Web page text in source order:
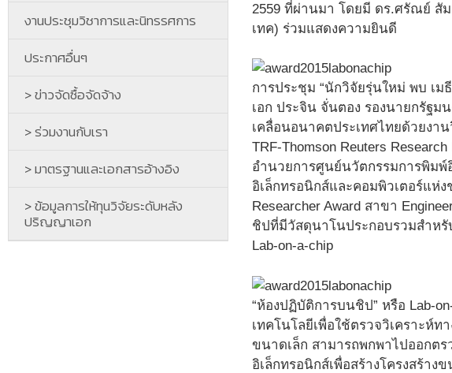
งานประชุมวิชาการและนิทรรศการ
ประกาศอื่นๆ
> ข่าวจัดซื้อจัดจ้าง
> ร่วมงานกับเรา
> มาตรฐานและเอกสารอ้างอิง
> ข้อมูลการให้ทุนวิจัยระดับหลัง
ปริญญาเอก
2559 ที่ผ่านมา โดยมี ดร.ศรัณย์ สั
เทค) ร่วมแสดงความยินดี
การประชุม “นักวิจัยรุ่นใหม่ พบ เม
เอก ประจิน จั่นตอง รองนายกรัฐม
เคลื่อนอนาคตประเทศไทยด้วยงาน
TRF-Thomson Reuters
อำนวยการศูนย์นวัตกรรมการพิมพ์
อิเล็กทรอนิกส์และคอมพิวเตอร์แห่ง
Researcher Award สาขา
ชิปที่มีวัสดุนาโนประกอบรวมสำหรั
Lab-on-a-chip
“ห้องปฏิบัติการบนชิป” หรือ Lab-
เทคโนโลยีเพื่อใช้ตรวจวิเคราะห์
ขนาดเล็ก สามารถพกพาไปออกต
อิเล็กทรอนิกส์เพื่อสร้างโครงสร้า